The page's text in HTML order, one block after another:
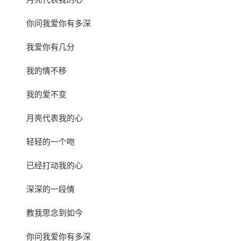
你问我爱你有多深
我爱你有几分
我的情不移
我的爱不变
月亮代表我的心
轻轻的一个吻
已经打动我的心
深深的一段情
教我思念到如今
你问我爱你有多深